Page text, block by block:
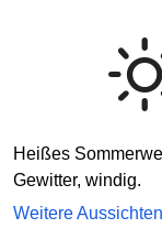
Heißes
Gewitter, windig.
Weitere Aussichten